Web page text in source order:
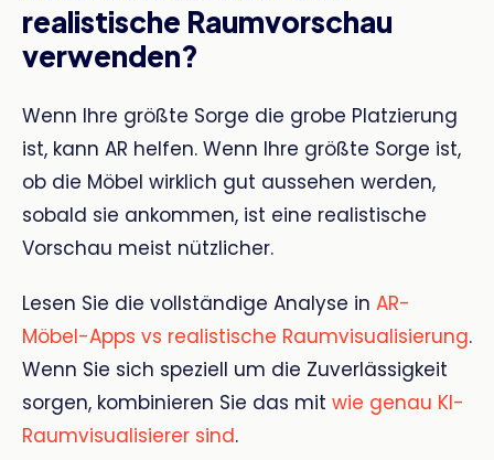
realistische Raumvorschau
verwenden?
Wenn Ihre größte Sorge die grobe Platzierung
ist, kann AR helfen. Wenn Ihre größte Sorge ist,
ob die Möbel wirklich gut aussehen werden,
sobald sie ankommen, ist eine realistische
Vorschau meist nützlicher.
Lesen Sie die vollständige Analyse in AR-
Möbel-Apps vs realistische Raumvisualisierung.
Wenn Sie sich speziell um die Zuverlässigkeit
sorgen, kombinieren Sie das mit wie genau KI-
Raumvisualisierer sind.